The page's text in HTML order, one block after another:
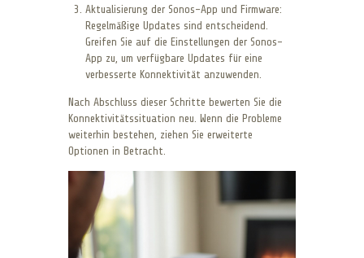
Aktualisierung der Sonos-App und Firmware:
Regelmäßige Updates sind entscheidend.
Greifen Sie auf die Einstellungen der Sonos-
App zu, um verfügbare Updates für eine
verbesserte Konnektivität anzuwenden.
Nach Abschluss dieser Schritte bewerten Sie die
Konnektivitätssituation neu. Wenn die Probleme
weiterhin bestehen, ziehen Sie erweiterte
Optionen in Betracht.